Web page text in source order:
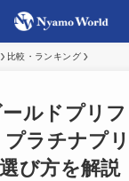
比較・ランキング
ルドプリ
ラチナプ
び方を解説